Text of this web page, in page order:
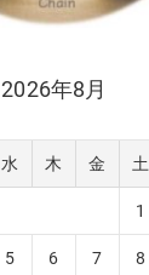
2026年8月
水 木 金 土
1
5 6 7 8